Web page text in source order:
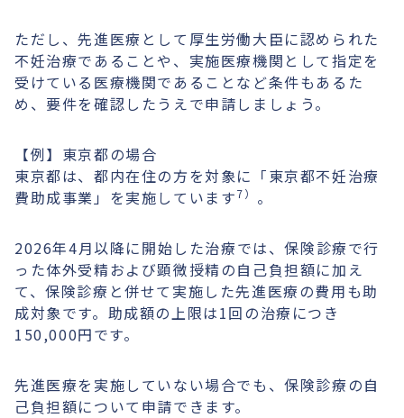
ただし、先進医療として厚生労働大臣に認められた
不妊治療であることや、実施医療機関として指定を
受けている医療機関であることなど条件もあるた
め、要件を確認したうえで申請しましょう。
【例】東京都の場合
東京都は、都内在住の方を対象に「東京都不妊治療
費助成事業」を実施しています7） 。
2026年4月以降に開始した治療では、保険診療で行
った体外受精および顕微授精の自己負担額に加え
て、保険診療と併せて実施した先進医療の費用も助
成対象です。助成額の上限は1回の治療につき
150,000円です。
先進医療を実施していない場合でも、保険診療の自
己負担額について申請できます。